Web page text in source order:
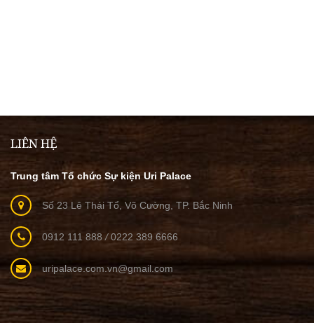
LIÊN HỆ
Trung tâm Tổ chức Sự kiện Uri Palace
Số 23 Lê Thái Tổ, Võ Cường, TP. Bắc Ninh
0912 111 888/0222 389 6666
uripalace.com.vn@gmail.com